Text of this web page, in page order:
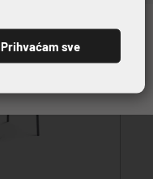
Prihvaćam sve